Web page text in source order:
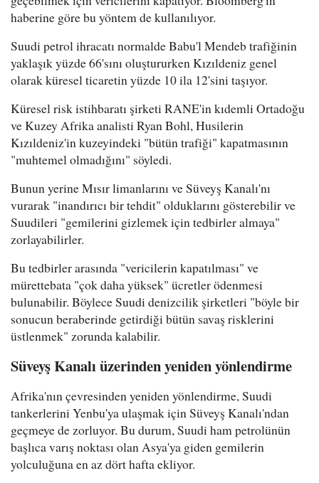
haberine göre bu yöntem de kullanılıyor.
Suudi petrol ihracatı normalde Babu'l Mendeb trafiğinin
yaklaşık yüzde 66'sını oluştururken Kızıldeniz genel
olarak küresel ticaretin yüzde 10 ila 12'sini taşıyor.
Küresel risk istihbaratı şirketi RANE'in kıdemli Ortadoğu
ve Kuzey Afrika analisti Ryan Bohl, Husilerin
Kızıldeniz'in kuzeyindeki "bütün trafiği" kapatmasının
"muhtemel olmadığını" söyledi.
Bunun yerine Mısır limanlarını ve Süveyş Kanalı'nı
vurarak "inandırıcı bir tehdit" olduklarını gösterebilir ve
Suudileri "gemilerini gizlemek için tedbirler almaya"
zorlayabilirler.
Bu tedbirler arasında "vericilerin kapatılması" ve
mürettebata "çok daha yüksek" ücretler ödenmesi
bulunabilir. Böylece Suudi denizcilik şirketleri "böyle bir
sonucun beraberinde getirdiği bütün savaş risklerini
üstlenmek" zorunda kalabilir.
Süveyş Kanalı üzerinden yeniden yönlendirme
Afrika'nın çevresinden yeniden yönlendirme, Suudi
tankerlerini Yenbu'ya ulaşmak için Süveyş Kanalı'ndan
geçmeye de zorluyor. Bu durum, Suudi ham petrolünün
başlıca varış noktası olan Asya'ya giden gemilerin
yolculuğuna en az dört hafta ekliyor.